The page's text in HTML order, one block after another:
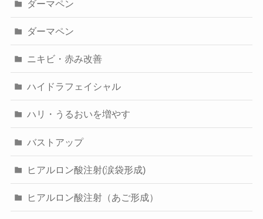
ダーマペン
ダーマペン
ニキビ・赤み改善
ハイドラフェイシャル
ハリ・うるおいを増やす
バストアップ
ヒアルロン酸注射(涙袋形成)
ヒアルロン酸注射（あご形成）